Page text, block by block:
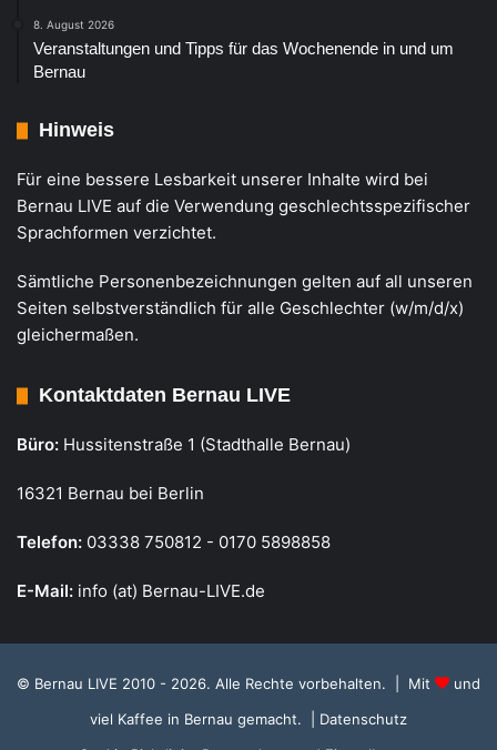
8. August 2026
Veranstaltungen und Tipps für das Wochenende in und um
Bernau
Hinweis
Für eine bessere Lesbarkeit unserer Inhalte wird bei
Bernau LIVE auf die Verwendung geschlechtsspezifischer
Sprachformen verzichtet.
Sämtliche Personenbezeichnungen gelten auf all unseren
Seiten selbstverständlich für alle Geschlechter (w/m/d/x)
gleichermaßen.
Kontaktdaten Bernau LIVE
Büro: Hussitenstraße 1 (Stadthalle Bernau)
16321 Bernau bei Berlin
Telefon: 03338 750812 - 0170 5898858
E-Mail: info (at) Bernau-LIVE.de
© Bernau LIVE 2010 - 2026. Alle Rechte vorbehalten. | Mit
und
viel Kaffee in Bernau gemacht.
| Datenschutz